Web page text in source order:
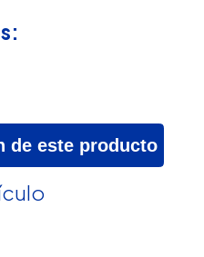
de este producto